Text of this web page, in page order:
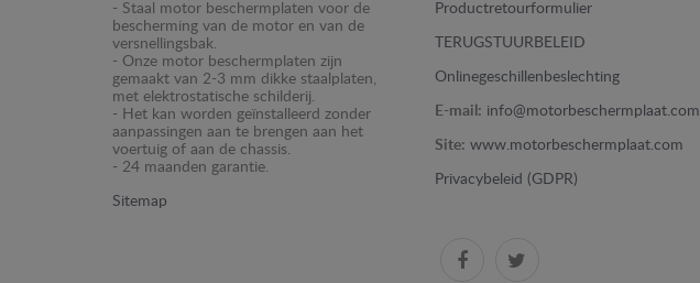
- Staal motor beschermplaten voor de
bescherming van de motor en van de
versnellingsbak.
- Onze motor beschermplaten zijn
gemaakt van 2-3 mm dikke staalplaten,
met elektrostatische schilderij.
- Het kan worden geïnstalleerd zonder
aanpassingen aan te brengen aan het
voertuig of aan de chassis.
- 24 maanden garantie.
Sitemap
Productretourformulier
TERUGSTUURBELEID
Onlinegeschillenbeslechting
E-mail: info@motorbeschermplaat.com
Site: www.motorbeschermplaat.com
Privacybeleid (GDPR)